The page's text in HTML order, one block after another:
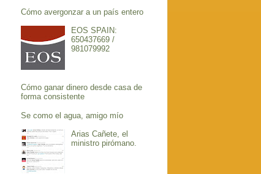
Cómo avergonzar a un país entero
EOS SPAIN:
650437669 /
981079992
Cómo ganar dinero desde casa de
forma consistente
Se como el agua, amigo mío
Arias Cañete, el
ministro pirómano.